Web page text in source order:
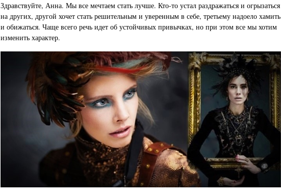
Здравствуйте, Анна. Мы все мечтаем стать лучше. Кто-то устал раздражаться и огрызаться
на других, другой хочет стать решительным и уверенным в себе, третьему надоело хамить
и обижаться. Чаще всего речь идет об устойчивых привычках, но при этом все мы хотим
изменить характер.